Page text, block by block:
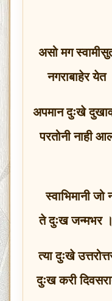
असो मग
नगराबाहेर येत
अपमान दुःखे
परतोनी नाही
स्वाभिमानी
ते दुःख जन्मभर
त्या दुःखे
दुःख करी